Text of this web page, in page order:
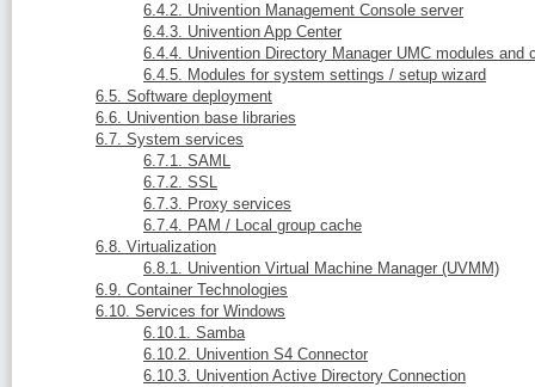
6.4.2. Univention Management Console server
6.4.3. Univention App Center
6.4.4. Univention Directory Manager UMC modules and
6.4.5. Modules for system settings / setup wizard
6.5. Software deployment
6.6. Univention base libraries
6.7. System services
6.7.1. SAML
6.7.2. SSL
6.7.3. Proxy services
6.7.4. PAM / Local group cache
6.8. Virtualization
6.8.1. Univention Virtual Machine Manager (UVMM)
6.9. Container Technologies
6.10. Services for Windows
6.10.1. Samba
6.10.2. Univention S4 Connector
6.10.3. Univention Active Directory Connection